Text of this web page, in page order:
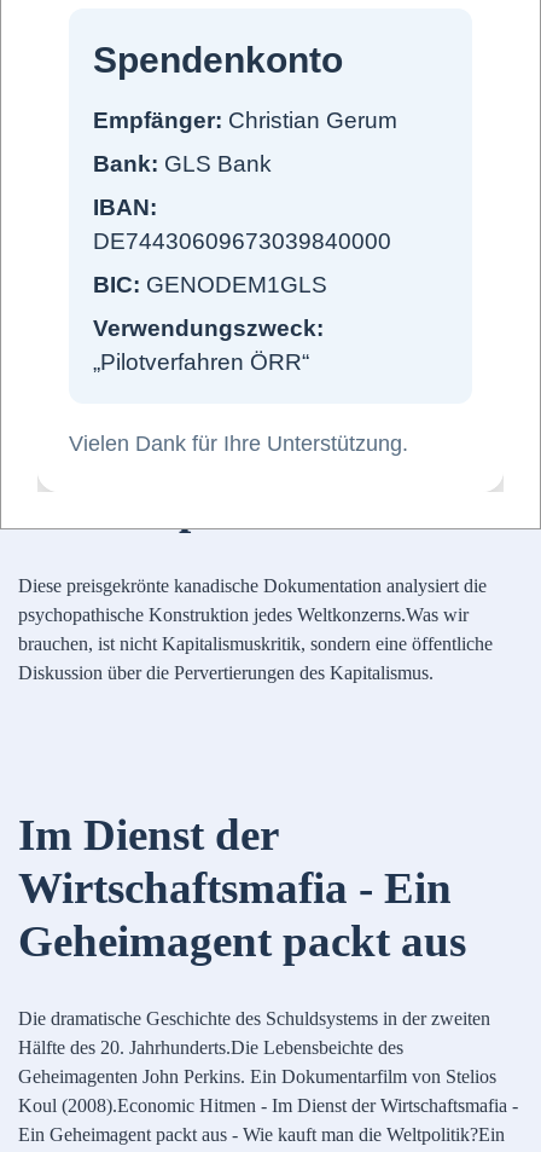
Publikumskonferenz
Die ständige Publikumskonferenz dokumentiert auf vorbildliche
Rechtlichen Rundfunks. Wir fordern ein Ende der politischen
Einflussnahme! Archiv - Ständige Publikumskonferenz der öff.-
rechtl. Medien • Foren-Übersicht Eine Beschreibung hier
Weiterlesen
The Corporation
Diese preisgekrönte kanadische Dokumentation analysiert die
psychopathische Konstruktion jedes Weltkonzerns.Was wir
brauchen, ist nicht Kapitalismuskritik, sondern eine öffentliche
Diskussion über die Pervertierungen des Kapitalismus.
Im Dienst der
Wirtschaftsmafia - Ein
Geheimagent packt aus
Die dramatische Geschichte des Schuldsystems in der zweiten
Hälfte des 20. Jahrhunderts.Die Lebensbeichte des
Geheimagenten John Perkins. Ein Dokumentarfilm von Stelios
Koul (2008).Economic Hitmen - Im Dienst der Wirtschaftsmafia -
Ein Geheimagent packt aus - Wie kauft man die Weltpolitik?Ein
Spendenkonto
Empfänger: Christian Gerum
Bank: GLS Bank
IBAN:
DE74430609673039840000
BIC: GENODEM1GLS
Verwendungszweck:
„Pilotverfahren ÖRR“
Vielen Dank für Ihre Unterstützung.